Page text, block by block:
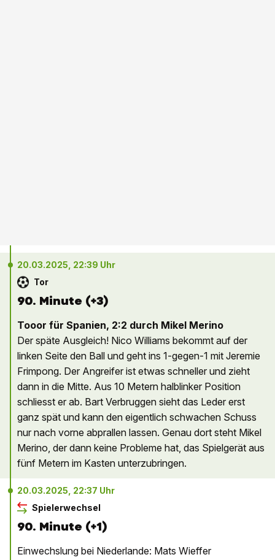
20.03.2025, 22:39 Uhr
Tor
90. Minute (+3)
Tooor für Spanien, 2:2 durch Mikel Merino
Der späte Ausgleich! Nico Williams bekommt auf der
linken Seite den Ball und geht ins 1-gegen-1 mit Jeremie
Frimpong. Der Angreifer ist etwas schneller und zieht
dann in die Mitte. Aus 10 Metern halblinker Position
schliesst er ab. Bart Verbruggen sieht das Leder erst
ganz spät und kann den eigentlich schwachen Schuss
nur nach vorne abprallen lassen. Genau dort steht Mikel
Merino, der dann keine Probleme hat, das Spielgerät aus
fünf Metern im Kasten unterzubringen.
20.03.2025, 22:37 Uhr
Spielerwechsel
90. Minute (+1)
Einwechslung bei Niederlande: Mats Wieffer